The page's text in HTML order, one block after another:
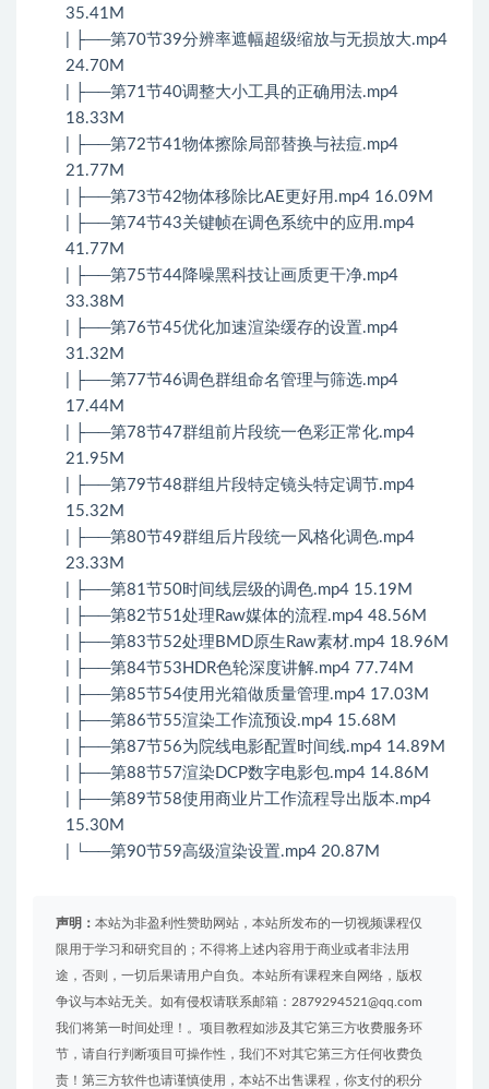
35.41M
| ├──第70节39分辨率遮幅超级缩放与无损放大.mp4
24.70M
| ├──第71节40调整大小工具的正确用法.mp4
18.33M
| ├──第72节41物体擦除局部替换与祛痘.mp4
21.77M
| ├──第73节42物体移除比AE更好用.mp4 16.09M
| ├──第74节43关键帧在调色系统中的应用.mp4
41.77M
| ├──第75节44降噪黑科技让画质更干净.mp4
33.38M
| ├──第76节45优化加速渲染缓存的设置.mp4
31.32M
| ├──第77节46调色群组命名管理与筛选.mp4
17.44M
| ├──第78节47群组前片段统一色彩正常化.mp4
21.95M
| ├──第79节48群组片段特定镜头特定调节.mp4
15.32M
| ├──第80节49群组后片段统一风格化调色.mp4
23.33M
| ├──第81节50时间线层级的调色.mp4 15.19M
| ├──第82节51处理Raw媒体的流程.mp4 48.56M
| ├──第83节52处理BMD原生Raw素材.mp4 18.96M
| ├──第84节53HDR色轮深度讲解.mp4 77.74M
| ├──第85节54使用光箱做质量管理.mp4 17.03M
| ├──第86节55渲染工作流预设.mp4 15.68M
| ├──第87节56为院线电影配置时间线.mp4 14.89M
| ├──第88节57渲染DCP数字电影包.mp4 14.86M
| ├──第89节58使用商业片工作流程导出版本.mp4
15.30M
| └──第90节59高级渲染设置.mp4 20.87M
声明： 本站为非盈利性赞助网站，本站所发布的一切视频课程仅
限用于学习和研究目的；不得将上述内容用于商业或者非法用
途，否则，一切后果请用户自负。本站所有课程来自网络，版权
争议与本站无关。如有侵权请联系邮箱：2879294521@qq.com
我们将第一时间处理！。项目教程如涉及其它第三方收费服务环
节，请自行判断项目可操作性，我们不对其它第三方任何收费负
责！第三方软件也请谨慎使用，本站不出售课程，你支付的积分